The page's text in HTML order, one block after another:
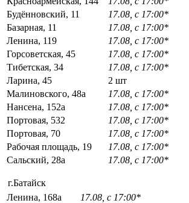
Будённовский, 11
17.08, с 17:00*
Базарная, 11
17.08, с 17:00*
Ленина, 119
17.08, с 17:00*
Горсоветская, 45
17.08, с 17:00*
Тибетская, 34
17.08, с 17:00*
Ларина, 45
2 шт
Малиновского, 48а
17.08, с 17:00*
Нансена, 152а
17.08, с 17:00*
Портовая, 532
17.08, с 17:00*
Портовая, 70
17.08, с 17:00*
Рабочая площадь, 19
17.08, с 17:00*
Сальский, 28a
17.08, с 17:00*
г.Батайск
Ленина, 168а
17.08, с 17:00*